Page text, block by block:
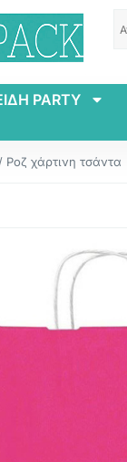
PARTY
/ Ροζ χάρτινη τσάντα